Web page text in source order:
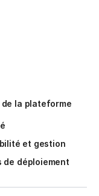
la plateforme
et gestion
de déploiement